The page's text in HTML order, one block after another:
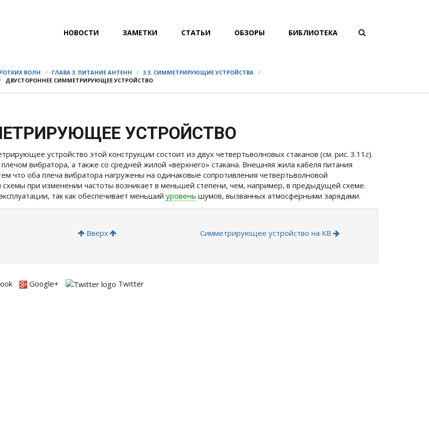
ФОРМА
Поиск
НОВОСТИ ЗАМЕТКИ СТАТЬИ ОБЗОРЫ БИБЛИОТЕКА
ВОЛН ГЛАВА 3. ПИТАНИЕ АНТЕНН
3.3. СИММЕТРИРУЮЩИЕ УСТРОЙСТВА
ДВУСТОРОННЕЕ СИММЕТРИРУЮЩЕЕ УСТРОЙСТВО
УСТРОЙСТВО
устройство этой конструкции состоит из двух четвертьволновых стаканов (см. рис. 3.11 г).
вибратора, а также со средней жилой «верхнего» стакана. Внешняя жила кабеля питания
что оба плеча вибратора нагружены на одинаковые сопротивления четвертьволновой
схемы при изменении частоты возникает в меньшей степени, чем, например, в предыдущей схеме.
так как обеспечивает меньший уровень шумов, вызванных атмосферными зарядами.
Вверх Симметрирующее устройство на КВ
Google+ Twitter